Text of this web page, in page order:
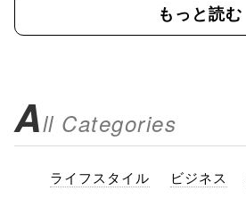
もっと読む
All Categories
ライフスタイル ビジネス